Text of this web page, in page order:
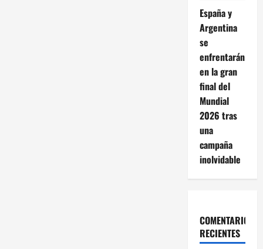
España y
Argentina
se
enfrentarán
en la gran
final del
Mundial
2026 tras
una
campaña
inolvidable
COMENTARIOS
RECIENTES